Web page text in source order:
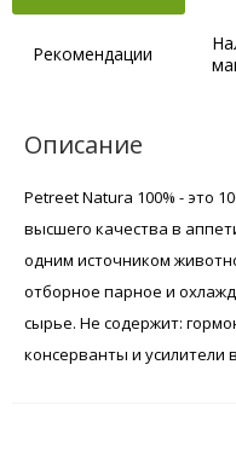
Рекомендации
Описание
Petreet Natura 100% - это
высшего качества в
одним источником
отборное парное и
сырье. Не содержит:
консерванты и усилители